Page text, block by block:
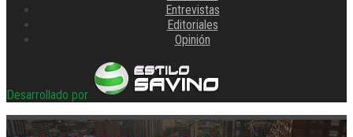
Entrevistas
Editoriales
Opinión
Desarrollado por